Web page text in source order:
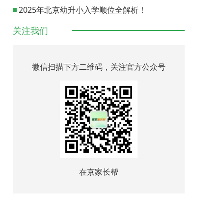
2025年北京幼升小入学顺位全解析！
关注我们
微信扫描下方二维码，关注官方公众号
在京家长帮